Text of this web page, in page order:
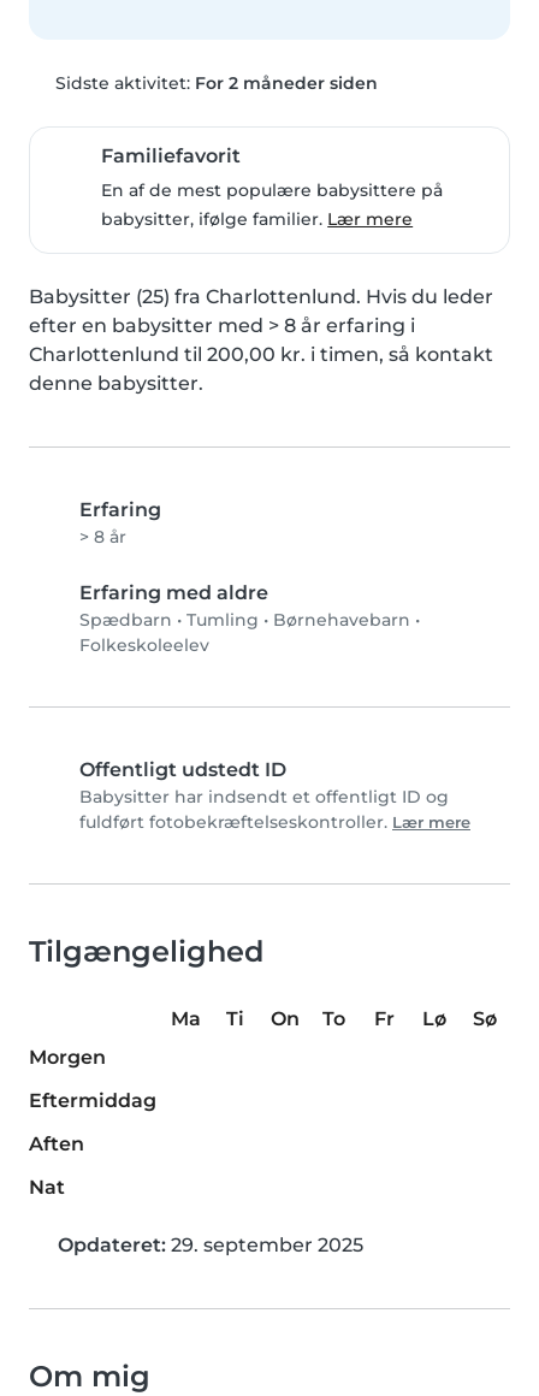
Sidste aktivitet: For 2 måneder siden
Familiefavorit
En af de mest populære babysittere på
babysitter, ifølge familier. Lær mere
Babysitter (25) fra Charlottenlund. Hvis du leder
efter en babysitter med > 8 år erfaring i
Charlottenlund til 200,00 kr. i timen, så kontakt
denne babysitter.
Erfaring
> 8 år
Erfaring med aldre
Spædbarn • Tumling • Børnehavebarn •
Folkeskoleelev
Offentligt udstedt ID
Babysitter har indsendt et offentligt ID og
fuldført fotobekræftelseskontroller. Lær mere
Tilgængelighed
Ma Ti On To Fr Lø
Sø
Morgen
Eftermiddag
Aften
Nat
Opdateret: 29. september 2025
Om mig